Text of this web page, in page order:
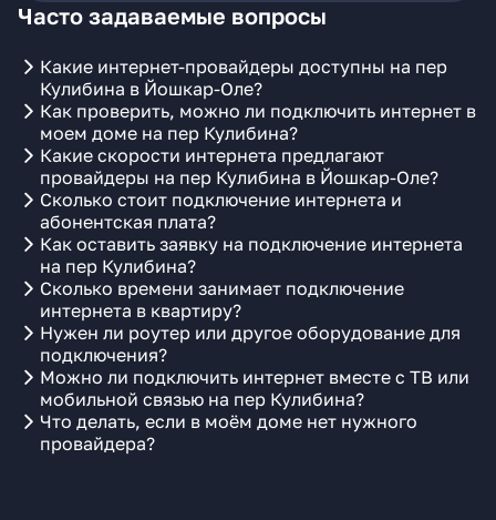
Часто задаваемые вопросы
Какие интернет-провайдеры доступны на пер
Кулибина в Йошкар-Оле?
Как проверить, можно ли подключить интернет в
моем доме на пер Кулибина?
Какие скорости интернета предлагают
провайдеры на пер Кулибина в Йошкар-Оле?
Сколько стоит подключение интернета и
абонентская плата?
Как оставить заявку на подключение интернета
на пер Кулибина?
Сколько времени занимает подключение
интернета в квартиру?
Нужен ли роутер или другое оборудование для
подключения?
Можно ли подключить интернет вместе с ТВ или
мобильной связью на пер Кулибина?
Что делать, если в моём доме нет нужного
провайдера?